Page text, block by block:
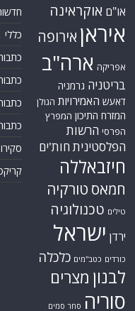
או"ם אוקראינה
איראן אירופה
אפריקה ארה"ב
בריטניה גרמניה
דאעש האמירויות הגולן
המזרח התיכון המפרץ
הפרסי הרשות
הפלסטיניתחות'ים
חיזבאללה
חמאס טורקיה
טילים טכנולוגיה
ירדן ישראל
כורדים כטב"מים כלכלה
לבנון מצרים
סוריה סחר סמים
כללי